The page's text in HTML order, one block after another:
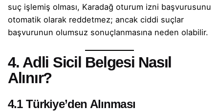
suç işlemiş olması, Karadağ oturum izni başvurusunu
otomatik olarak reddetmez; ancak ciddi suçlar
başvurunun olumsuz sonuçlanmasına neden olabilir.
4. Adli Sicil Belgesi Nasıl
Alınır?
4.1 Türkiye’den Alınması